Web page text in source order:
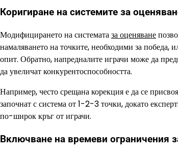
Коригиране на системите за
Модифицирането на систематаза оценяване
намаляването на точките, необходими за победа,
опит. Обратно, напредналите играчи може да
да увеличат конкурентоспособността.
Например, често срещана корекция е да се
започнат с система от 1-2-3 точки, докато
по-широк кръг от играчи.
Включване на времеви ограничения